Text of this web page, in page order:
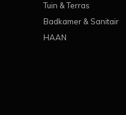
Tuin & Terras
Badkamer & Sanitair
HAAN